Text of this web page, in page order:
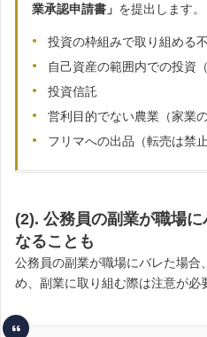
業承認申請書」 を提出します。
投資の枠組みで取り組める
自己資産の範囲内での投資
投資信託
営利目的でない農業（家業
フリマへの出品（転売は禁止
(2). 公務員の副業が職場
なることも
公務員の副業が職場にバレた場合、
め、副業に取り組む際は注意が必